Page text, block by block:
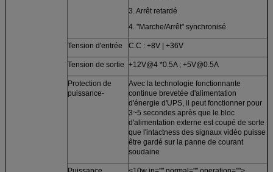
3. Arrêt retardé
4. "Marche/Arrêt" synchronisé
Tension d'entrée C.C : +8V | +36V
Tension de sortie +12V@4 *0.5A ; +5V@0.5A
Protection de
puissance-
Avec la technologie fonctionnante
continue brevetée d'alimentation
d'énergie d'UPS, il peut fonctionner pour
3~5 secondes après que le bloc
d'alimentation externe est coupé de sorte
que l'intactness des signaux vidéo puisse
être gardé sur la panne de courant
soudaine